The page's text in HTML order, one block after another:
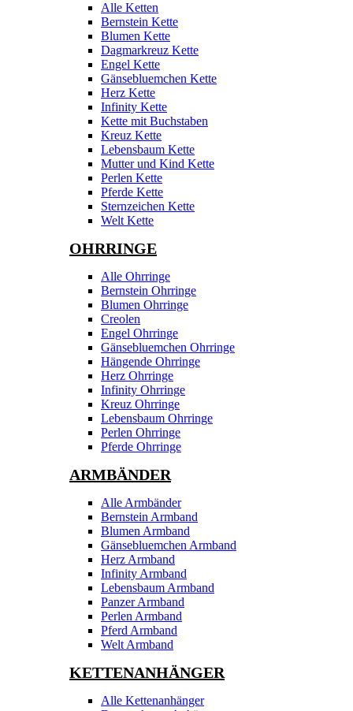
Alle Ketten
Bernstein Kette
Blumen Kette
Dagmarkreuz Kette
Engel Kette
Gänsebluemchen Kette
Herz Kette
Infinity Kette
Kette mit Buchstaben
Kreuz Kette
Lebensbaum Kette
Mutter und Kind Kette
Perlen Kette
Pferde Kette
Sternzeichen Kette
Welt Kette
OHRRINGE
Alle Ohrringe
Bernstein Ohrringe
Blumen Ohrringe
Creolen
Engel Ohrringe
Gänsebluemchen Ohrringe
Hängende Ohrringe
Herz Ohrringe
Infinity Ohrringe
Kreuz Ohrringe
Lebensbaum Ohrringe
Perlen Ohrringe
Pferde Ohrringe
ARMBÄNDER
Alle Armbänder
Bernstein Armband
Blumen Armband
Gänsebluemchen Armband
Herz Armband
Infinity Armband
Lebensbaum Armband
Panzer Armband
Perlen Armband
Pferd Armband
Welt Armband
KETTENANHÄNGER
Alle Kettenanhänger